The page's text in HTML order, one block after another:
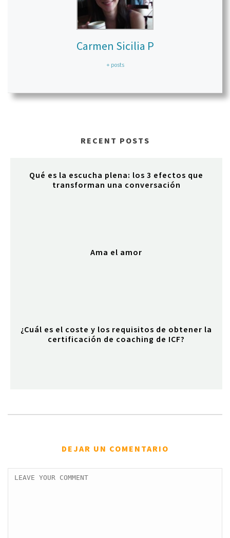
Carmen Sicilia P
+ posts
RECENT POSTS
Qué es la escucha plena: los 3 efectos que
transforman una conversación
Ama el amor
¿Cuál es el coste y los requisitos de obtener la
certificación de coaching de ICF?
DEJAR UN COMENTARIO